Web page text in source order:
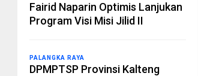
Fairid Naparin Optimis Lanjukan
Program Visi Misi Jilid II
PALANGKA RAYA
DPMPTSP Provinsi Kalteng